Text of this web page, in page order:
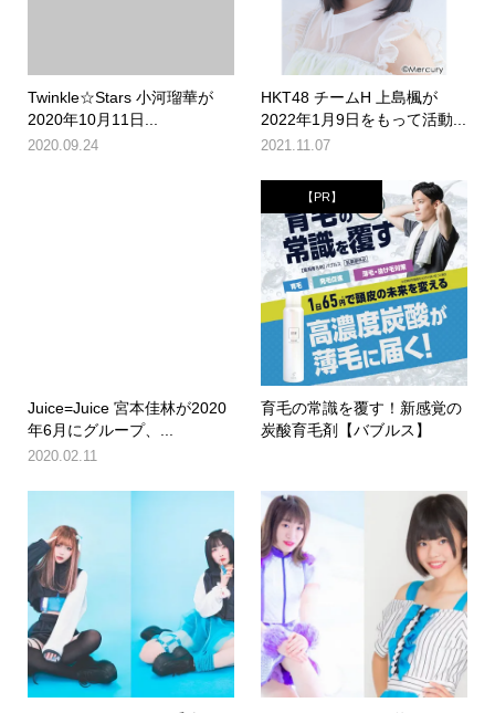
Twinkle☆Stars 小河瑠華が
2020年10月11日...
2020.09.24
HKT48 チームH 上島楓が
2022年1月9日をもって活動...
2021.11.07
Juice=Juice 宮本佳林が2020
年6月にグループ、...
2020.02.11
【PR】
育毛の常識を覆す！新感覚の
炭酸育毛剤【バブルス】